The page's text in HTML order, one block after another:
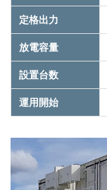
定格出力
放電容量
設置台数
運用開始